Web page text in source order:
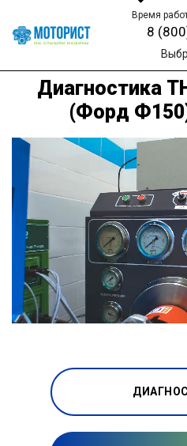
Время
8
Диагностика
(Форд